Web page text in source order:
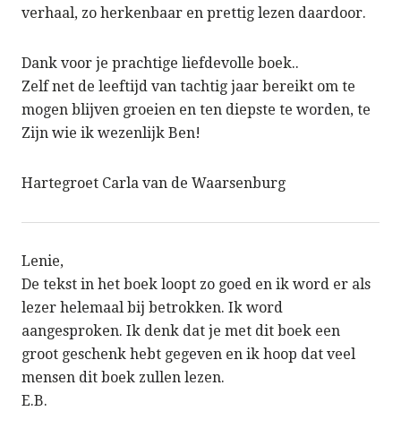
verhaal, zo herkenbaar en prettig lezen daardoor.
Dank voor je prachtige liefdevolle boek..
Zelf net de leeftijd van tachtig jaar bereikt om te
mogen blijven groeien en ten diepste te worden, te
Zijn wie ik wezenlijk Ben!
Hartegroet Carla van de Waarsenburg
Lenie,
De tekst in het boek loopt zo goed en ik word er als
lezer helemaal bij betrokken. Ik word
aangesproken. Ik denk dat je met dit boek een
groot geschenk hebt gegeven en ik hoop dat veel
mensen dit boek zullen lezen.
E.B.